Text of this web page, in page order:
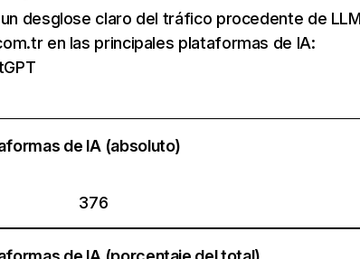
desglose claro del tráfico procedente de
en las principales plataformas de IA:
de IA (absoluto)
376